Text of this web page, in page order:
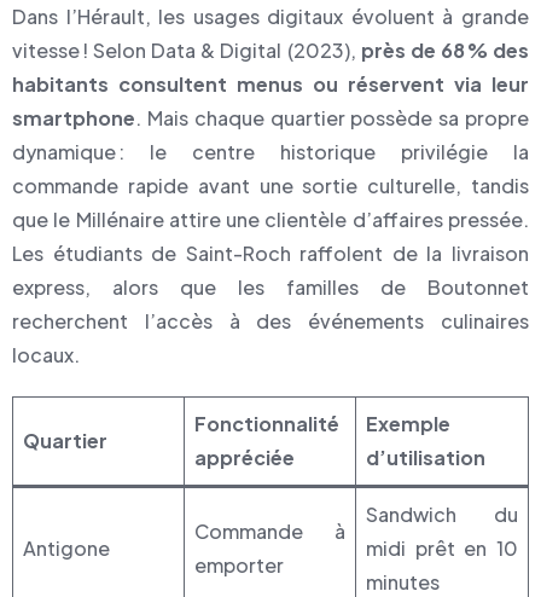
Dans l’Hérault, les usages digitaux évoluent à grande
vitesse ! Selon Data & Digital (2023), près de 68 % des
habitants consultent menus ou réservent via leur
smartphone. Mais chaque quartier possède sa propre
dynamique : le centre historique privilégie la
commande rapide avant une sortie culturelle, tandis
que le Millénaire attire une clientèle d’affaires pressée.
Les étudiants de Saint-Roch raffolent de la livraison
express, alors que les familles de Boutonnet
recherchent l’accès à des événements culinaires
locaux.
Quartier
Fonctionnalité
appréciée
Exemple
d’utilisation
Antigone
Commande à
emporter
Sandwich du
midi prêt en 10
minutes